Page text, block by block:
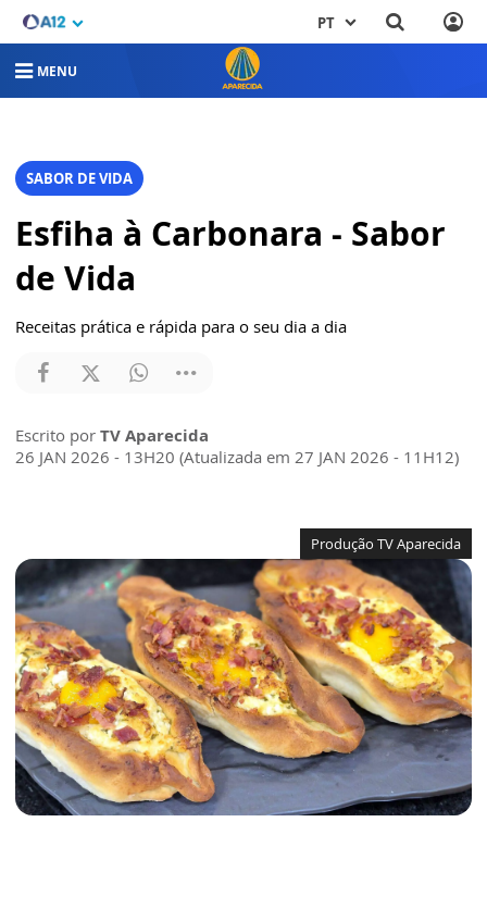
PT
MENU
SABOR DE VIDA
Esfiha à Carbonara - Sabor
de Vida
Receitas prática e rápida para o seu dia a dia
Escrito por TV Aparecida
26 JAN 2026 - 13H20 (Atualizada em 27 JAN 2026 - 11H12)
Produção TV Aparecida